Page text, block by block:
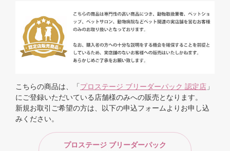
こちらの商品は、「プロステージ ブリーダーパック 認定店 」
にご登録いただいている店舗様のみへの販売となります。
新規お取引ご希望の方は、以下の申込フォームよりお申し込
みください。
プロステージ ブリーダーパック